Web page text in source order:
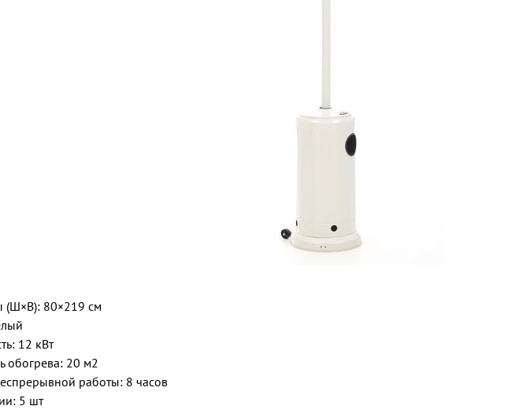
(Ш×В): 80×219 см
12 кВт
обогрева: 20 м2
работы: 8 часов
5 шт